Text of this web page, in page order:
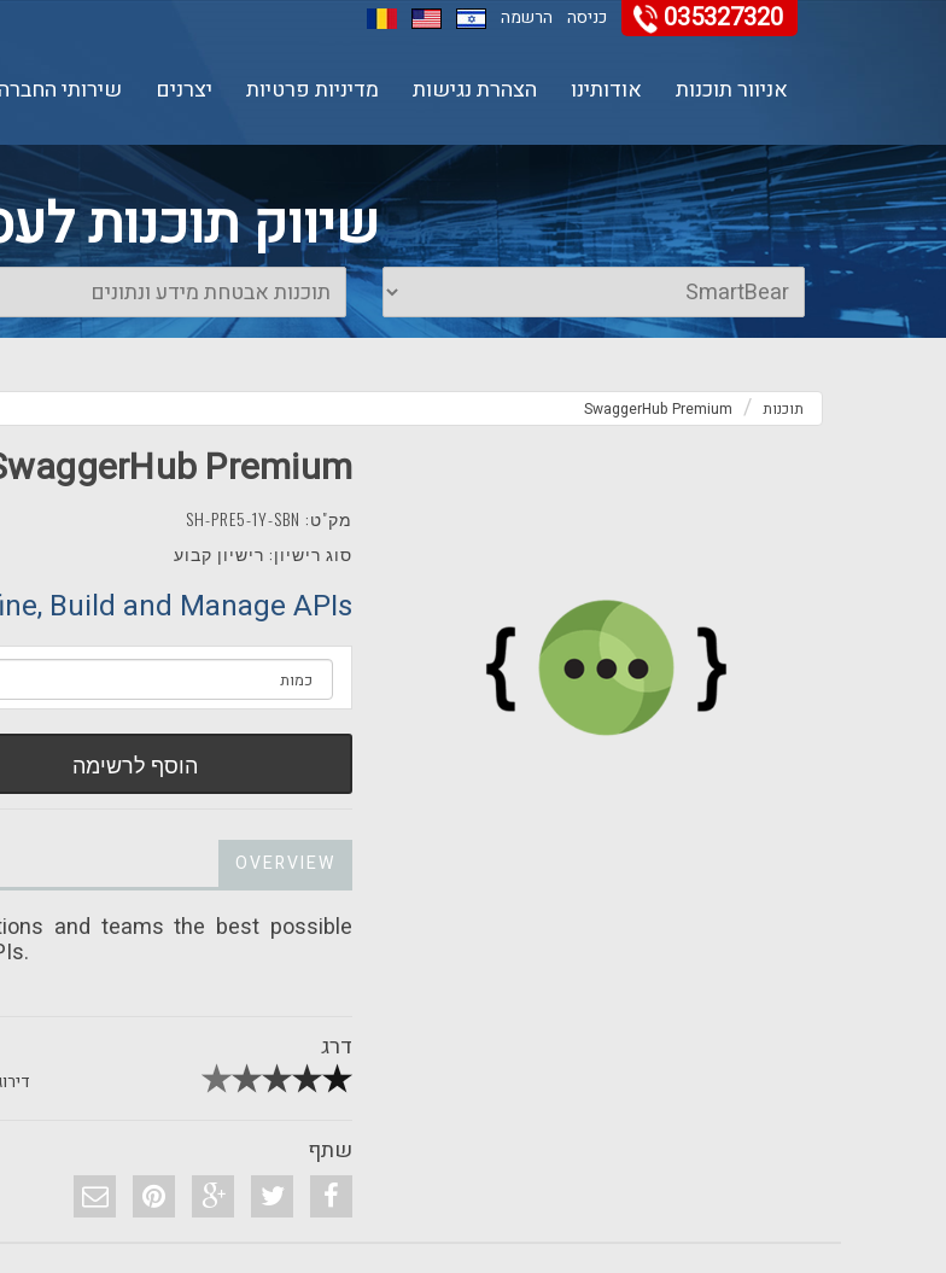
035327320 כניסה הרשמה
אניוור תוכנות אודותינו הצהרת נגישות מדיניות פרטיות יצרנים שירותי החברה
שיווק תוכנות
תוכנות SwaggerHub Premium
Premium
מק"ט: SH-PRE5-1Y-SBN
סוג רישיון: רישיון קבוע
Build and Manage APIs
הוסף לרשימה
OVERVIEW
and teams the best possible
דרג
שתף